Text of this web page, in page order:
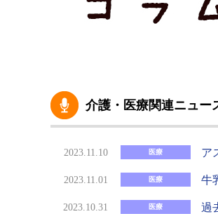
介護・医療関連ニュー
2023.11.10 医療 ア
2023.11.01 医療 牛
2023.10.31 医療 過